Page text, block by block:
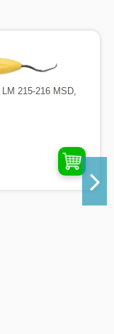
215-216 MSD,